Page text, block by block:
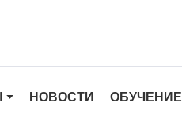
НОВОСТИ ОБУЧЕНИЕ